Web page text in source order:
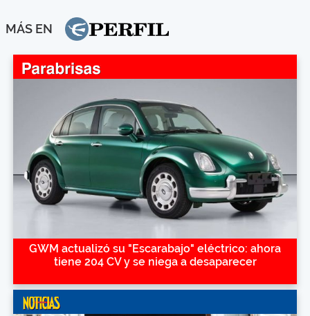
MÁS EN
GWM actualizó su "Escarabajo" eléctrico: ahora
tiene 204 CV y se niega a desaparecer